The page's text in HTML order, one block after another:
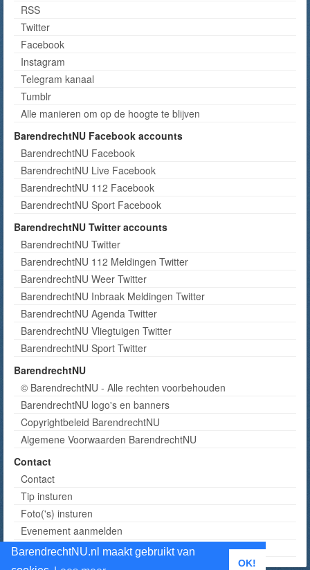
BarendrechtNU.nl maakt gebruikt van
OK!
RSS
Twitter
Facebook
Instagram
Telegram kanaal
Tumblr
Alle manieren om op de hoogte te blijven
BarendrechtNU Facebook accounts
BarendrechtNU Facebook
BarendrechtNU Live Facebook
BarendrechtNU 112 Facebook
BarendrechtNU Sport Facebook
BarendrechtNU Twitter accounts
BarendrechtNU Twitter
BarendrechtNU 112 Meldingen Twitter
BarendrechtNU Weer Twitter
BarendrechtNU Inbraak Meldingen Twitter
BarendrechtNU Agenda Twitter
BarendrechtNU Vliegtuigen Twitter
BarendrechtNU Sport Twitter
BarendrechtNU
© BarendrechtNU - Alle rechten voorbehouden
BarendrechtNU logo's en banners
Copyrightbeleid BarendrechtNU
Algemene Voorwaarden BarendrechtNU
Contact
Contact
Tip insturen
Foto('s) insturen
Evenement aanmelden
Informatie aanvragen adverteren